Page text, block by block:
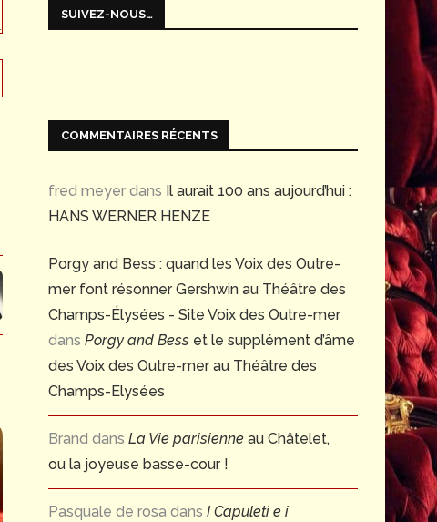
SUIVEZ-NOUS…
COMMENTAIRES RÉCENTS
fred meyer dans Il aurait 100 ans aujourd’hui :
HANS WERNER HENZE
Porgy and Bess : quand les Voix des Outre-
mer font résonner Gershwin au Théâtre des
Champs-Élysées - Site Voix des Outre-mer
dans Porgy and Bess et le supplément d’âme
des Voix des Outre-mer au Théâtre des
Champs-Elysées
Brand dans La Vie parisienne au Châtelet,
ou la joyeuse basse-cour !
Pasquale de rosa dans I Capuleti e i